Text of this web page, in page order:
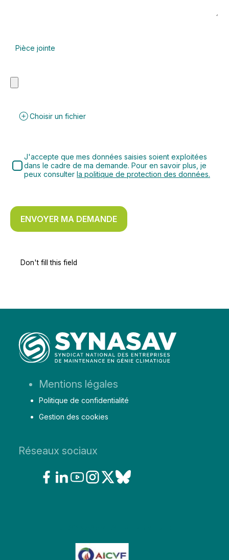
Pièce jointe
Choisir un fichier
J'accepte que mes données saisies soient exploitées
dans le cadre de ma demande. Pour en savoir plus, je
peux consulter la politique de protection des données.
ENVOYER MA DEMANDE
Mentions légales
Politique de confidentialité
Gestion des cookies
Réseaux sociaux